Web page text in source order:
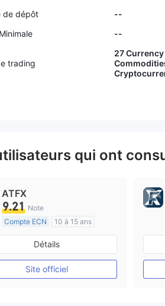
de dépôt
--
--
trading
27
qui ont
ATFX
9.21 Note
Compte ECN
10 à 15 ans
Réglementation de Australie
Market Making (MM)
Etiquette principale MT4
Détails
Site officiel